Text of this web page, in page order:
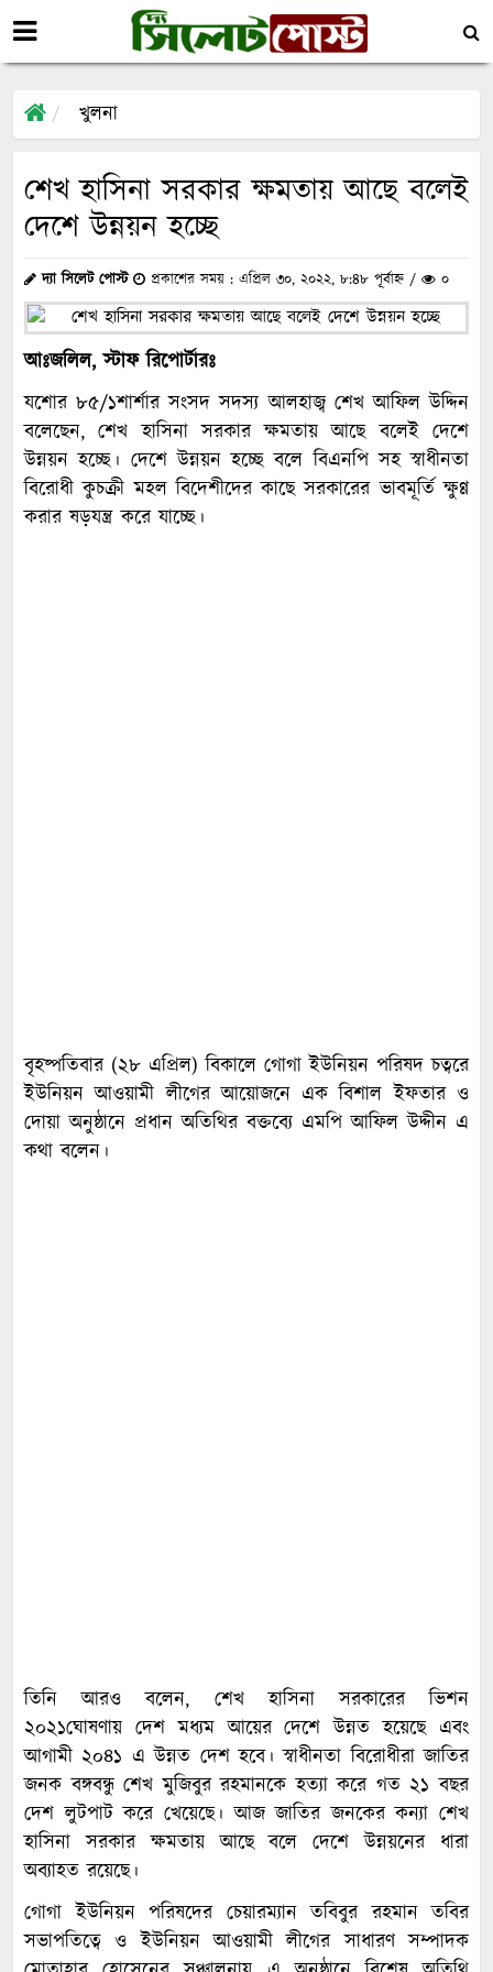
খুলনা
শেখ হাসিনা সরকার ক্ষমতায় আছে বলেই
দেশে উন্নয়ন হচ্ছে
দ্যা সিলেট পোস্ট প্রকাশের সময় : এপ্রিল ৩০, ২০২২, ৮:৪৮ পূর্বাহ্ন / ০
আঃজলিল, স্টাফ রিপোর্টারঃ
যশোর ৮৫/১শার্শার সংসদ সদস্য আলহাজ্ব শেখ আফিল উদ্দিন
বলেছেন, শেখ হাসিনা সরকার ক্ষমতায় আছে বলেই দেশে
উন্নয়ন হচ্ছে। দেশে উন্নয়ন হচ্ছে বলে বিএনপি সহ স্বাধীনতা
বিরোধী কুচক্রী মহল বিদেশীদের কাছে সরকারের ভাবমূর্তি ক্ষুণ্ণ
করার ষড়যন্ত্র করে যাচ্ছে।
বৃহষ্পতিবার (২৮ এপ্রিল) বিকালে গোগা ইউনিয়ন পরিষদ চত্বরে
ইউনিয়ন আওয়ামী লীগের আয়োজনে এক বিশাল ইফতার ও
দোয়া অনুষ্ঠানে প্রধান অতিথির বক্তব্যে এমপি আফিল উদ্দীন এ
কথা বলেন।
তিনি আরও বলেন, শেখ হাসিনা সরকারের ভিশন
২০২১ঘোষণায় দেশ মধ্যম আয়ের দেশে উন্নত হয়েছে এবং
আগামী ২০৪১ এ উন্নত দেশ হবে। স্বাধীনতা বিরোধীরা জাতির
জনক বঙ্গবন্ধু শেখ মুজিবুর রহমানকে হত্যা করে গত ২১ বছর
দেশ লুটপাট করে খেয়েছে। আজ জাতির জনকের কন্যা শেখ
হাসিনা সরকার ক্ষমতায় আছে বলে দেশে উন্নয়নের ধারা
অব্যাহত রয়েছে।
গোগা ইউনিয়ন পরিষদের চেয়ারম্যান তবিবুর রহমান তবির
সভাপতিত্বে ও ইউনিয়ন আওয়ামী লীগের সাধারণ সম্পাদক